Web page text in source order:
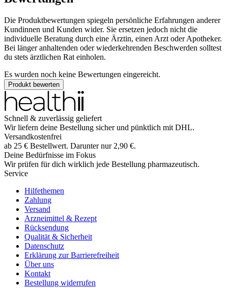
Die Produktbewertungen spiegeln persönliche Erfahrungen anderer
Kundinnen und Kunden wider. Sie ersetzen jedoch nicht die
individuelle Beratung durch eine Ärztin, einen Arzt oder Apotheker.
Bei länger anhaltenden oder wiederkehrenden Beschwerden solltest
du stets ärztlichen Rat einholen.
Es wurden noch keine Bewertungen eingereicht.
Produkt bewerten
Schnell & zuverlässig geliefert
Wir liefern deine Bestellung sicher und pünktlich mit DHL.
Versandkostenfrei
ab 25 € Bestellwert. Darunter nur 2,90 €.
Deine Bedürfnisse im Fokus
Wir prüfen für dich wirklich jede Bestellung pharmazeutisch.
Service
Hilfethemen
Zahlung
Versand
Arzneimittel & Rezept
Rücksendung
Qualität & Sicherheit
Datenschutz
Erklärung zur Barrierefreiheit
Über uns
Kontakt
Bestellung widerrufen